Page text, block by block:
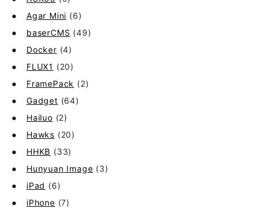
Agar Mini (6)
baserCMS (49)
Docker (4)
FLUX1 (20)
FramePack (2)
Gadget (64)
Hailuo (2)
Hawks (20)
HHKB (33)
Hunyuan Image (3)
iPad (6)
iPhone (7)